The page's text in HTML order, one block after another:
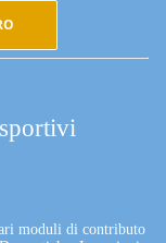
moduli di contributo